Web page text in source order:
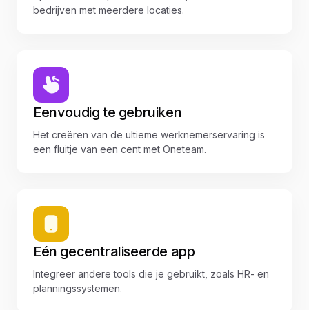
bedrijven met meerdere locaties.
Eenvoudig te gebruiken
Het creëren van de ultieme werknemerservaring is
een fluitje van een cent met Oneteam.
Eén gecentraliseerde app
Integreer andere tools die je gebruikt, zoals HR- en
planningssystemen.